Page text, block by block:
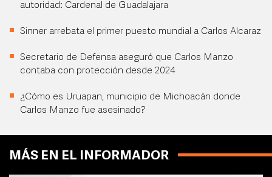
autoridad: Cardenal de Guadalajara
Sinner arrebata el primer puesto mundial a Carlos Alcaraz
Secretario de Defensa aseguró que Carlos Manzo
contaba con protección desde 2024
¿Cómo es Uruapan, municipio de Michoacán donde
Carlos Manzo fue asesinado?
MÁS EN EL INFORMADOR